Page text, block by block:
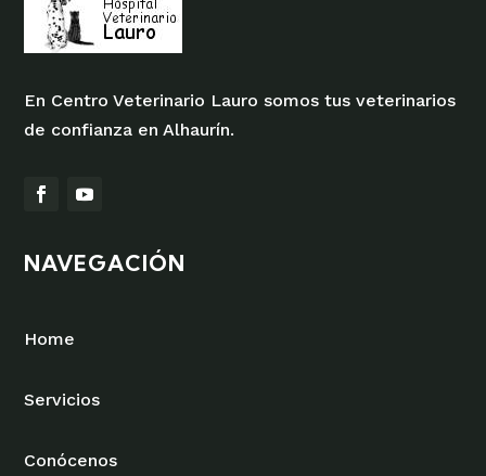
En Centro Veterinario Lauro somos tus veterinarios
de confianza en Alhaurín.
NAVEGACIÓN
Home
Servicios
Conócenos